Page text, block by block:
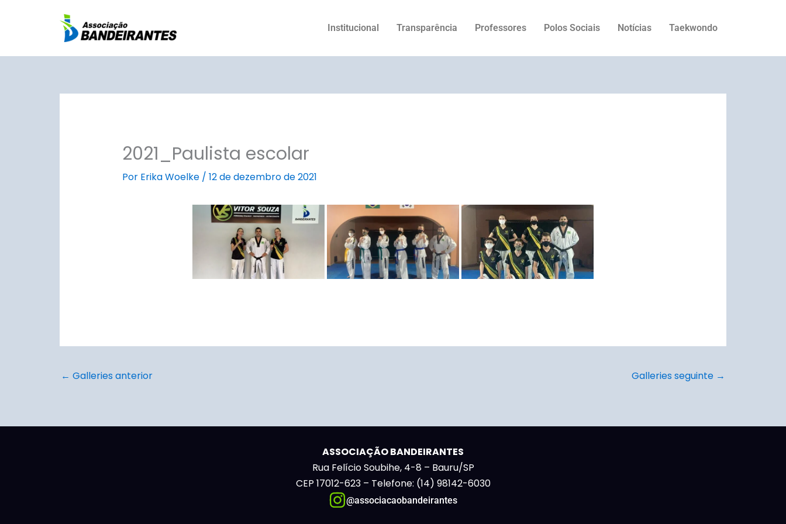
conteúdo
Institucional Transparência Professores Polos Sociais Notícias Taekwondo
2021_Paulista escolar
Por Erika Woelke / 12 de dezembro de 2021
← Galleries anterior Galleries seguinte →
ASSOCIAÇÃO BANDEIRANTES
Rua Felício Soubihe, 4-8 – Bauru/SP
CEP 17012-623 – Telefone: (14) 98142-6030
@associacaobandeirantes